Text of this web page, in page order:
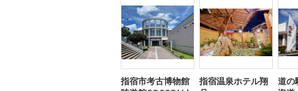
指宿市考古博物館
指宿温泉ホテル翔
道の